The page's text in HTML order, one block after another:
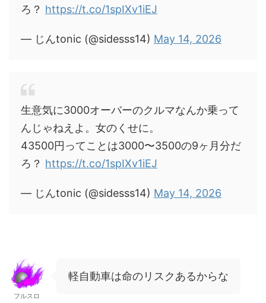
ろ？ https://t.co/1spIXv1iEJ
— じんtonic (@sidesss14) May 14, 2026
生意気に3000オーバーのクルマなんか乗って
んじゃねえよ。女のくせに。
43500円ってことは3000〜3500の9ヶ月分だ
ろ？ https://t.co/1spIXv1iEJ
— じんtonic (@sidesss14) May 14, 2026
フルスロ
軽自動車は命のリスクあるからな